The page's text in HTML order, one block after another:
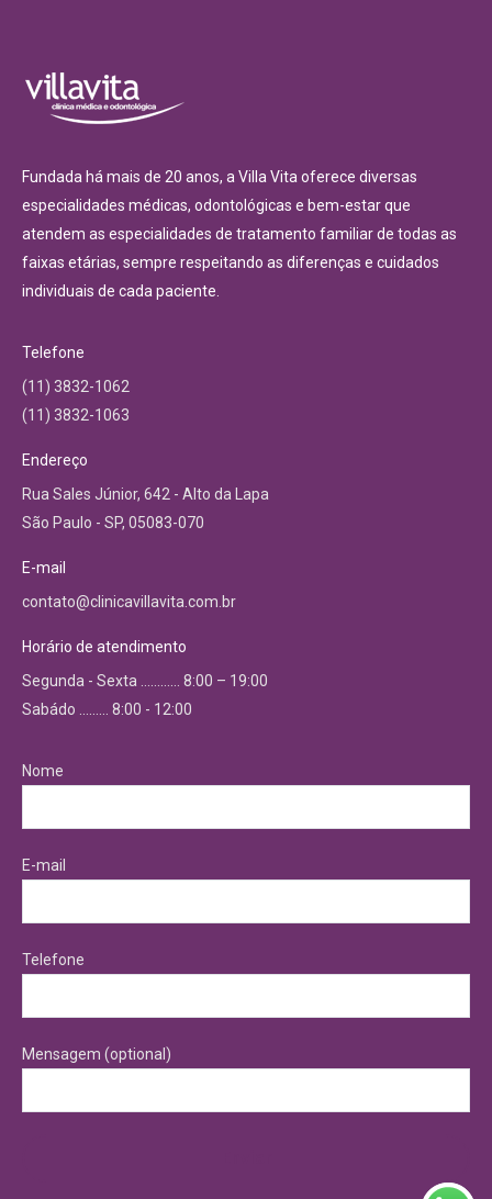
Fundada há mais de 20 anos, a Villa Vita oferece diversas
especialidades médicas, odontológicas e bem-estar que
atendem as especialidades de tratamento familiar de todas as
faixas etárias, sempre respeitando as diferenças e cuidados
individuais de cada paciente.
Telefone
(11) 3832-1062
(11) 3832-1063
Endereço
Rua Sales Júnior, 642 - Alto da Lapa
São Paulo - SP, 05083-070
E-mail
contato@clinicavillavita.com.br
Horário de atendimento
Segunda - Sexta ………… 8:00 – 19:00
Sabádo ……… 8:00 - 12:00
Nome
E-mail
Telefone
Mensagem (optional)